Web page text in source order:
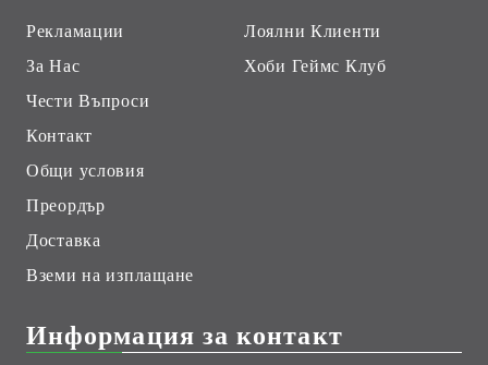
Рекламации
За Нас
Чести Въпроси
Контакт
Общи условия
Преордър
Доставка
Вземи на изплащане
Лоялни Клиенти
Хоби Геймс Клуб
Информация за контакт